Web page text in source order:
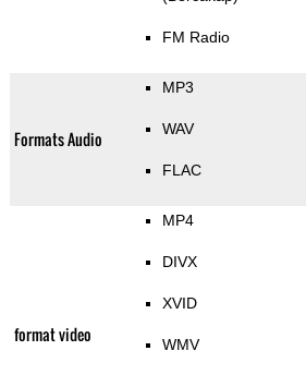
FM Radio
Formats Audio
MP3
WAV
FLAC
format video
MP4
DIVX
XVID
WMV